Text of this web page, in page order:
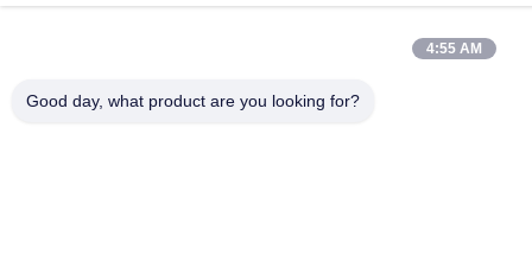
4:55 AM
Good day, what product are you looking for?